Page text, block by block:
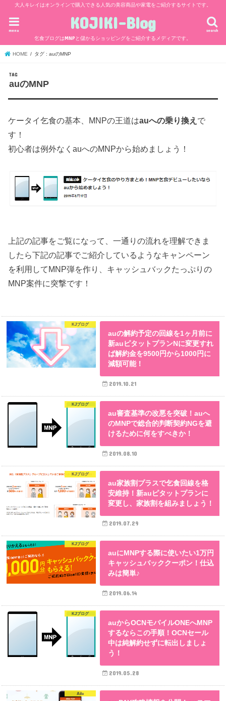
大人キレイはオンラインで購入できる人気の美容商品や家電をご紹介するサイトです。
KOJIKI-Blog
乞食ブログはMNPと儲かるショッピングをご紹介するメディアです。
search
menu
HOME タグ : auのMNP
TAG
auのMNP
ケータイ乞食の基本、MNPの王道はauへの乗り換え で
す！
初心者は例外なくauへのMNPから始めましょう！
上記の記事をご覧になって、一通りの流れを理解できま
したら下記の記事でご紹介しているようなキャンペーン
を利用してMNP弾を作り、キャッシュバックたっぷりの
MNP案件に突撃です！
KJブログ
auの解約予定の回線を1ヶ月前に
新auピタットプランNに変更すれ
ば解約金を9500円から1000円に
減額可能！
2019.10.21
KJブログ
au審査基準の改悪を突破！auへ
のMNPで総合的判断契約NGを避
けるために何をすべきか！
2019.08.10
KJブログ
au家族割プラスで乞食回線を格
安維持！新auピタットプランに
変更し、家族割を組みましょう！
2019.07.29
KJブログ
auにMNPする際に使いたい1万円
キャッシュバッククーポン！仕込
みは簡単♪
2019.06.14
KJブログ
auからOCNモバイルONEへMNP
するならこの手順！OCNセール
中は純解約せずに転出しましょ
う！
2019.05.28
Aile